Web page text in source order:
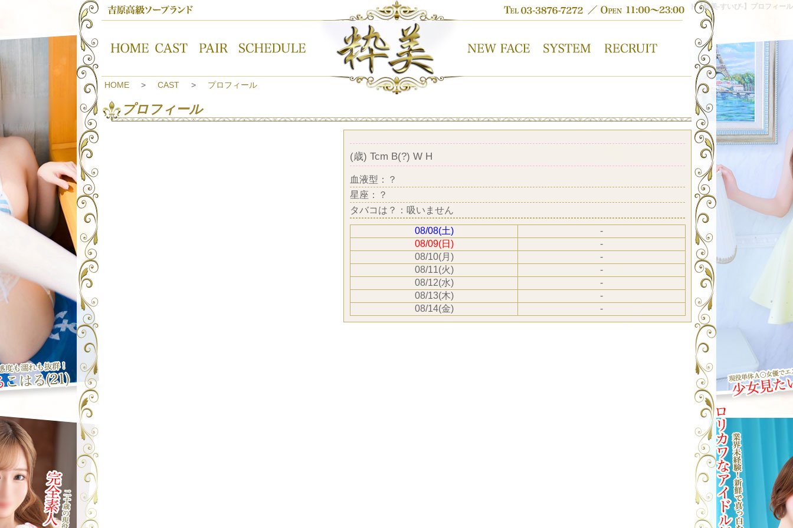
吉原高級ソープランド【粋美-すいび-】プロフィール
HOME CAST プロフィール
プロフィール
(歳) Tcm B(?) W H
血液型：？
星座：？
タバコは？：吸いません
08/08(土)
-
08/09(日)
-
08/10(月)
-
08/11(火)
-
08/12(水)
-
08/13(木)
-
08/14(金)
-